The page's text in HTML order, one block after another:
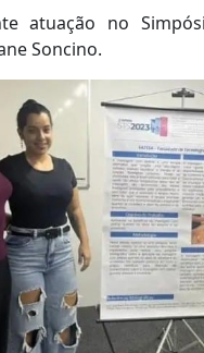
atuação no
Soncino.